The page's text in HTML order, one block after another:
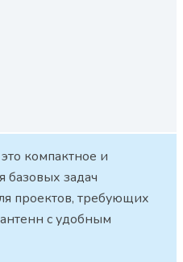
компактное и
базовых задач
проектов, требующих
с удобным